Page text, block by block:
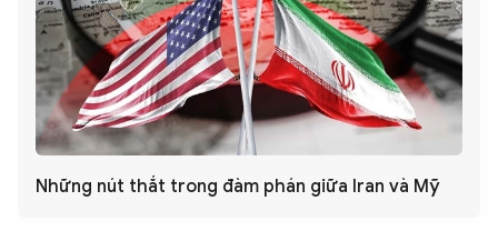
Những nút thắt trong đàm phán giữa Iran và Mỹ